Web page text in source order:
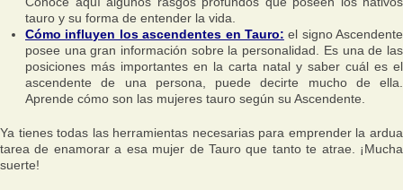
tauro y su forma de entender la vida.
Cómo influyen los ascendentes en Tauro: el signo Ascendente
posee una gran información sobre la personalidad. Es una de las
posiciones más importantes en la carta natal y saber cuál es el
ascendente de una persona, puede decirte mucho de ella.
Aprende cómo son las mujeres tauro según su Ascendente.
Ya tienes todas las herramientas necesarias para emprender la ardua
tarea de enamorar a esa mujer de Tauro que tanto te atrae. ¡Mucha
suerte!